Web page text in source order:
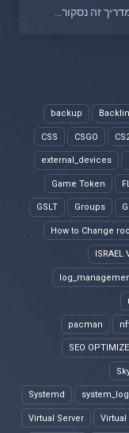
backup
CSGO
CSS
external_devices
Game Token
Groups
GSLT
How to Change
ISRAEL
pacman
SEO OPTIMIZE
Systemd
Virtual
Virtual Server
זה נסקור...